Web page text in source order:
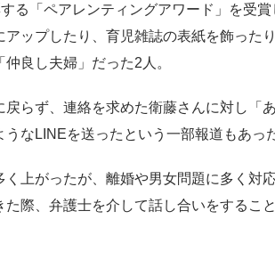
る「ペアレンティングアワード」を受賞
ップしたり、育児雑誌の表紙を飾ったり
良し夫婦」だった2人。
らず、連絡を求めた衛藤さんに対し「
なLINEを送ったという一部報道もあっ
く上がったが、離婚や男女問題に多く対
際、弁護士を介して話し合いをするこ